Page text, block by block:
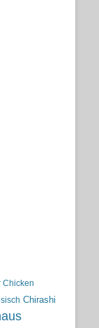
Chicken
Chirashi